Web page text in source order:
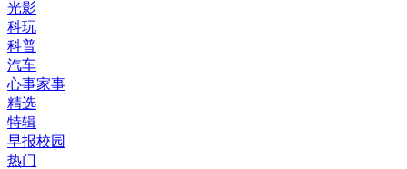
光影
科玩
科普
汽车
心事家事
精选
特辑
早报校园
热门